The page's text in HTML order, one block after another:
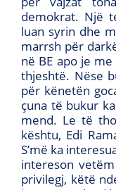
demokrat. Një
luan syrin dhe
marrsh për
në BE apo je
thjeshtë. Nëse
për kënetën
çuna të bukur
mend. Le të
kështu, Edi
S’më ka
intereson
privilegj, këtë